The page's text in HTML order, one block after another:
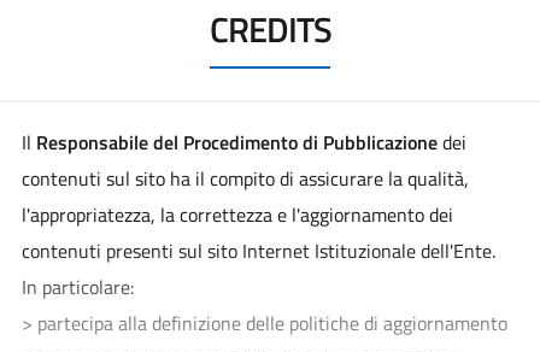
CREDITS
Il Responsabile del Procedimento di Pubblicazionedei
contenuti sul sito ha il compito di assicurare la qualità,
l'appropriatezza, la correttezza e l'aggiornamento dei
contenuti presenti sul sito Internet Istituzionale dell'Ente.
In particolare:
> partecipa alla definizione delle politiche di aggiornamento